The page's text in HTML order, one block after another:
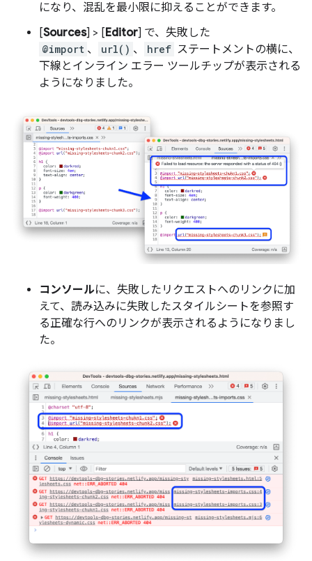
になり、混乱を最小限に抑えることができます。
[Sources] > [Editor] で、失敗した
@import 、 url() 、 href ステートメントの横に、
下線とインライン エラー ツールチップが表示される
ようになりました。
コンソールに、失敗したリクエストへのリンクに加
えて、読み込みに失敗したスタイルシートを参照す
る正確な行へのリンクが表示されるようになりまし
た。